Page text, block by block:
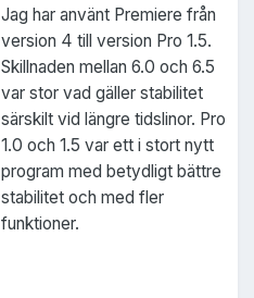
Jag har använt Premiere från
version 4 till version Pro 1.5.
Skillnaden mellan 6.0 och 6.5
var stor vad gäller stabilitet
särskilt vid längre tidslinor. Pro
1.0 och 1.5 var ett i stort nytt
program med betydligt bättre
stabilitet och med fler
funktioner.